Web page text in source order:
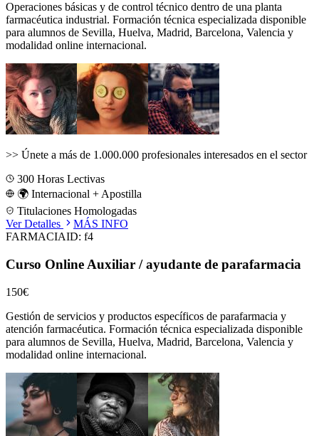
Operaciones básicas y de control técnico dentro de una planta
farmacéutica industrial. Formación técnica especializada disponible
para alumnos de Sevilla, Huelva, Madrid, Barcelona, Valencia y
modalidad online internacional.
>> Únete a más de 1.000.000 profesionales interesados en el sector
300 Horas Lectivas
🌍 Internacional + Apostilla
Titulaciones Homologadas
Ver Detalles
MÁS INFO
FARMACIAID: f4
Curso Online Auxiliar / ayudante de parafarmacia
150€
Gestión de servicios y productos específicos de parafarmacia y
atención farmacéutica. Formación técnica especializada disponible
para alumnos de Sevilla, Huelva, Madrid, Barcelona, Valencia y
modalidad online internacional.